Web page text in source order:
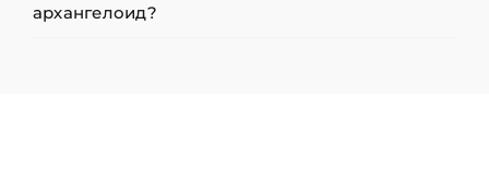
архангелоид?